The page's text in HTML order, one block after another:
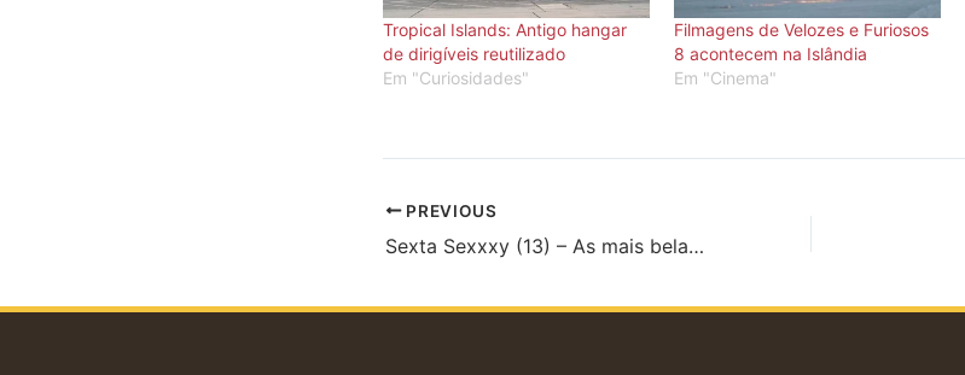
Tropical Islands: Antigo hangar
de dirigíveis reutilizado
Em "Curiosidades"
Filmagens de Velozes e Furiosos
8 acontecem na Islândia
Em "Cinema"
PREVIOUS
Sexta Sexxxy (13) – As mais belas gatas tatuadas